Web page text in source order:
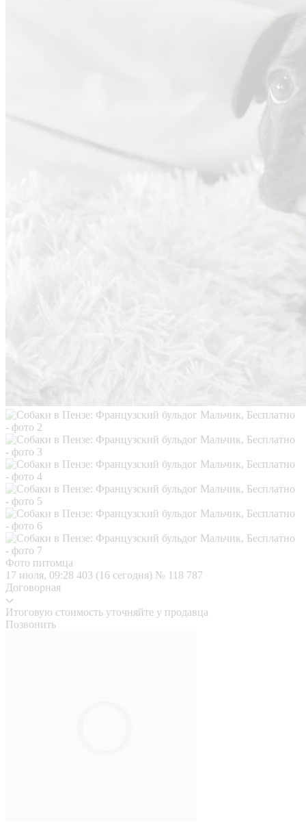
Фото питомца
17 июля, 09:28 403 (16 сегодня) № 118 787
Договорная
Итоговую стоимость уточняйте у продавца
Позвонить